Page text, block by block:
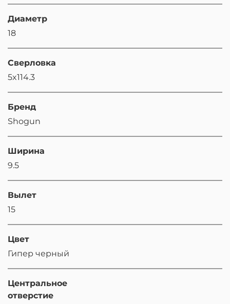
Диаметр
18
Сверловка
5x114.3
Бренд
Shogun
Ширина
9.5
Вылет
15
Цвет
Гипер черный
Центральное
отверстие